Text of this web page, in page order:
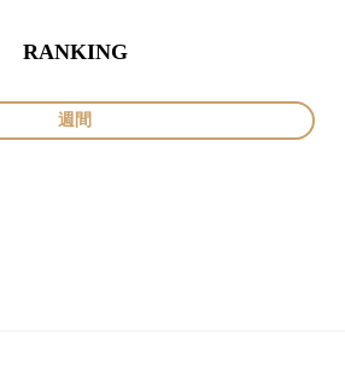
RANKING
週間